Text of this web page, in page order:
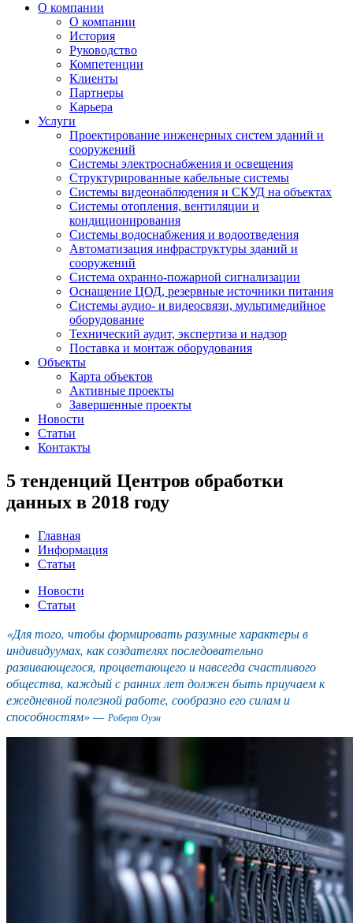
О компании
О компании
История
Руководство
Компетенции
Клиенты
Партнеры
Карьера
Услуги
Проектирование инженерных систем зданий и
сооружений
Системы электроснабжения и освещения
Структурированные кабельные системы
Системы видеонаблюдения и СКУД на объектах
Системы отопления, вентиляции и
кондиционирования
Системы водоснабжения и водоотведения
Автоматизация инфраструктуры зданий и
сооружений
Система охранно-пожарной сигнализации
Оснащение ЦОД, резервные источники питания
Системы аудио- и видеосвязи, мультимедийное
оборудование
Технический аудит, экспертиза и надзор
Поставка и монтаж оборудования
Объекты
Карта объектов
Активные проекты
Завершенные проекты
Новости
Статьи
Контакты
5 тенденций Центров обработки
данных в 2018 году
Главная
Информация
Статьи
Новости
Статьи
«Для того, чтобы формировать разумные характеры в
индивидуумах, как создателях последовательно
развивающегося, процветающего и навсегда счастливого
общества, каждый с ранних лет должен быть приучаем к
ежедневной полезной работе, сообразно его силам и
способностям» — Роберт Оуэн